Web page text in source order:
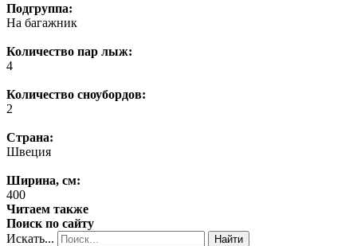
Подгруппа:
На багажник
Количество пар лыж:
4
Количество сноубордов:
2
Страна:
Швеция
Ширина, см:
400
Читаем также
Поиск по сайту
Искать...
Найти